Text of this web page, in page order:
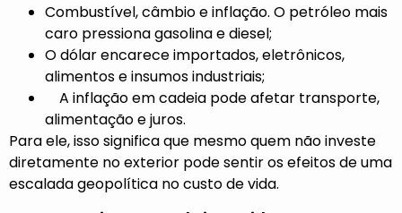
Combustível, câmbio e inflação. O petróleo mais
caro pressiona gasolina e diesel;
O dólar encarece importados, eletrônicos,
alimentos e insumos industriais;
A inflação em cadeia pode afetar transporte,
alimentação e juros.
Para ele, isso significa que mesmo quem não investe
diretamente no exterior pode sentir os efeitos de uma
escalada geopolítica no custo de vida.